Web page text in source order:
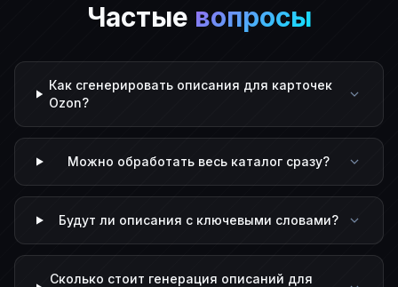
Частые вопросы
Как сгенерировать описания для карточек
Ozon?
Можно обработать весь каталог сразу?
Будут ли описания с ключевыми словами?
Сколько стоит генерация описаний для